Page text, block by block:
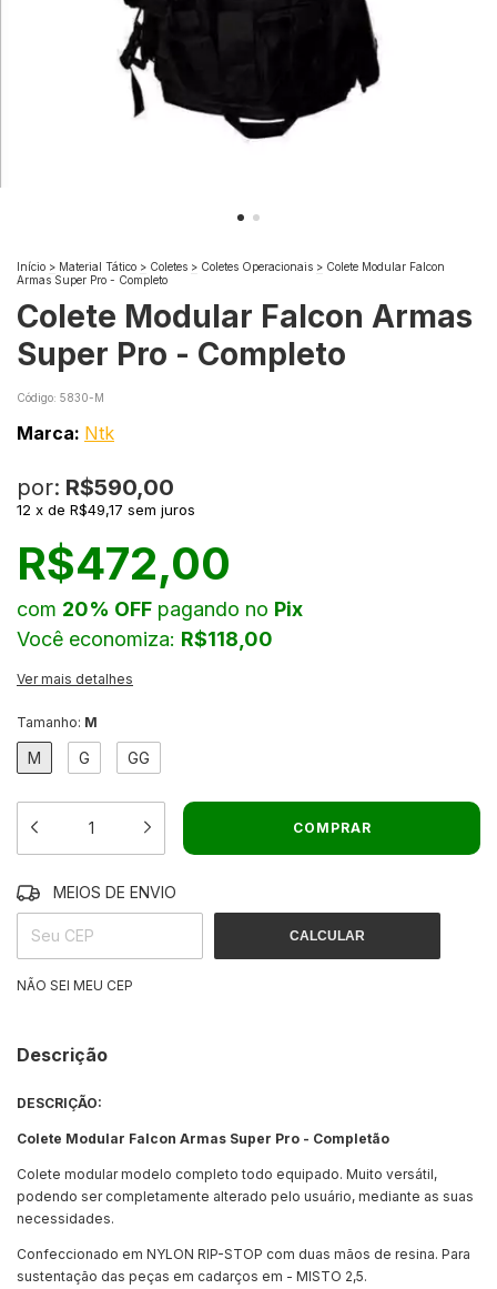
Início > Material Tático > Coletes > Coletes Operacionais > Colete Modular Falcon
Armas Super Pro - Completo
Colete Modular Falcon Armas
Super Pro - Completo
Código: 5830-M
Marca: Ntk
por: R$590,00
12 x de R$49,17 sem juros
R$472,00
com 20% OFF pagando no Pix
Você economiza: R$118,00
Ver mais detalhes
Tamanho: M
M G GG
MEIOS DE ENVIO
CALCULAR
NÃO SEI MEU CEP
Descrição
DESCRIÇÃO:
Colete Modular Falcon Armas Super Pro - Completão
Colete modular modelo completo todo equipado. Muito versátil,
podendo ser completamente alterado pelo usuário, mediante as suas
necessidades.
Confeccionado em NYLON RIP-STOP com duas mãos de resina. Para
sustentação das peças em cadarços em - MISTO 2,5.